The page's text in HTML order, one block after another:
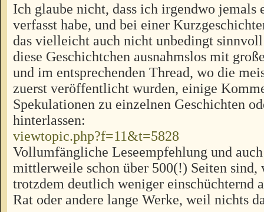
Ich glaube nicht, dass ich irgendwo jemals
verfasst habe, und bei einer
das vielleicht auch nicht unbedingt
diese Geschichtchen ausnahmslos mit
und im entsprechenden Thread, wo die
zuerst veröffentlicht wurden, einige
Spekulationen zu einzelnen Geschichten
hinterlassen:
viewtopic.php?f=11&t=5828
Vollumfängliche Leseempfehlung und
mittlerweile schon über 500(!) Seiten sind,
trotzdem deutlich weniger einschüchternd
Rat oder andere lange Werke, weil nichts